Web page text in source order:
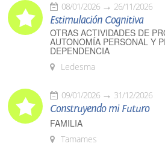
08/01/2026 26/11/2026
Estimulación Cognitiva
OTRAS ACTIVIDADES DE
AUTONOMÍA PERSONAL Y
DEPENDENCIA
Ledesma
09/01/2026 31/12/2026
Construyendo mi Futuro
FAMILIA
Tamames